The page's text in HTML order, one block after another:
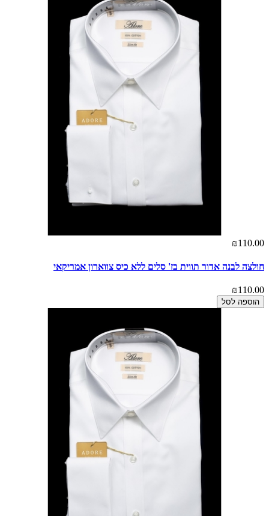
₪110.00
חולצה לבנה אדור תווית בז' סלים ללא כיס צווארון אמריקאי
₪110.00
הוספה לסל